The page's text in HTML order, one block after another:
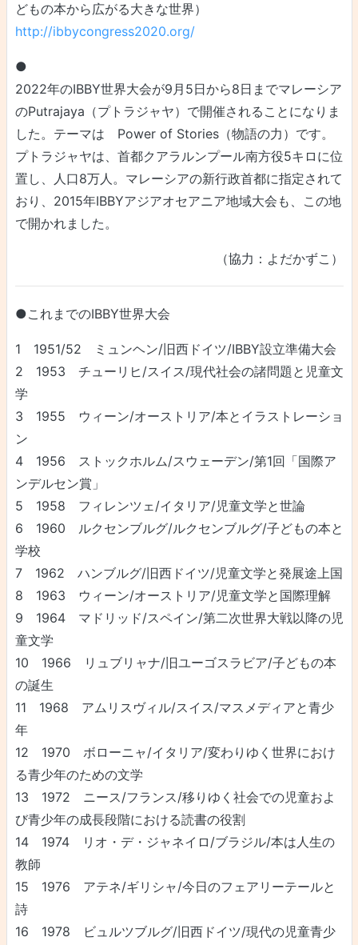
どもの本から広がる大きな世界）
http://ibbycongress2020.org/
●
2022年のIBBY世界大会が9月5日から8日までマレーシア
のPutrajaya（プトラジャヤ）で開催されることになりま
した。テーマは Power of Stories（物語の力）です。
プトラジャヤは、首都クアラルンプール南方役5キロに位
置し、人口8万人。マレーシアの新行政首都に指定されて
おり、2015年IBBYアジアオセアニア地域大会も、この地
で開かれました。
（協力：よだかずこ）
●これまでのIBBY世界大会
1 1951/52 ミュンヘン/旧西ドイツ/IBBY設立準備大会
2 1953 チューリヒ/スイス/現代社会の諸問題と児童文
学
3 1955 ウィーン/オーストリア/本とイラストレーショ
ン
4 1956 ストックホルム/スウェーデン/第1回「国際ア
ンデルセン賞」
5 1958 フィレンツェ/イタリア/児童文学と世論
6 1960 ルクセンブルグ/ルクセンブルグ/子どもの本と
学校
7 1962 ハンブルグ/旧西ドイツ/児童文学と発展途上国
8 1963 ウィーン/オーストリア/児童文学と国際理解
9 1964 マドリッド/スペイン/第二次世界大戦以降の児
童文学
10 1966 リュブリャナ/旧ユーゴスラビア/子どもの本
の誕生
11 1968 アムリスヴィル/スイス/マスメディアと青少
年
12 1970 ボローニャ/イタリア/変わりゆく世界におけ
る青少年のための文学
13 1972 ニース/フランス/移りゆく社会での児童およ
び青少年の成長段階における読書の役割
14 1974 リオ・デ・ジャネイロ/ブラジル/本は人生の
教師
15 1976 アテネ/ギリシャ/今日のフェアリーテールと
詩
16 1978 ビュルツブルグ/旧西ドイツ/現代の児童青少